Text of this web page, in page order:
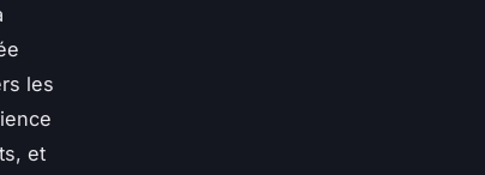
les
et